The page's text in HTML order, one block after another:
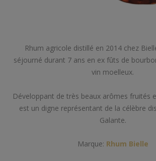
Rhum agricole distillé en 2014 chez
séjourné durant 7 ans en ex fûts de
vin moelleux.
Développant de très beaux arômes fruités
est un digne représentant de la célèbre
Galante.
Marque: Rhum Bielle